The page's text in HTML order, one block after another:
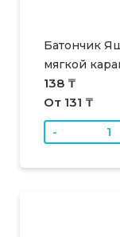
Батончик
мягкой
138 ₸
От 131 ₸
-